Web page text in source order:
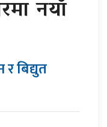
नयाँ
बिद्युत